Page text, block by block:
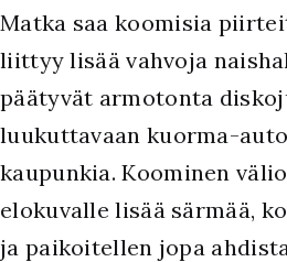
Matka saa koomisia
liittyy lisää vahvoja
päätyvät armotonta
luukuttavaan kuorma-
kaupunkia. Koominen
elokuvalle lisää särmää,
ja paikoitellen jopa